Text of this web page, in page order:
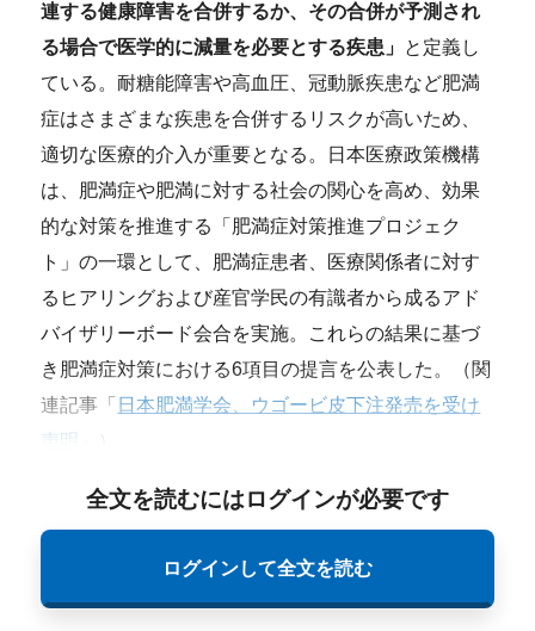
連する健康障害を合併するか、その合併が予測され
る場合で医学的に減量を必要とする疾患」 と定義し
ている。耐糖能障害や高血圧、冠動脈疾患など肥満
症はさまざまな疾患を合併するリスクが高いため、
適切な医療的介入が重要となる。日本医療政策機構
は、肥満症や肥満に対する社会の関心を高め、効果
的な対策を推進する「肥満症対策推進プロジェク
ト」の一環として、肥満症患者、医療関係者に対す
るヒアリングおよび産官学民の有識者から成るアド
バイザリーボード会合を実施。これらの結果に基づ
き肥満症対策における6項目の提言を公表した。（関
連記事「 日本肥満学会、ウゴービ皮下注発売を受け
声明
全文を読むにはログインが必要です
ログインして全文を読む